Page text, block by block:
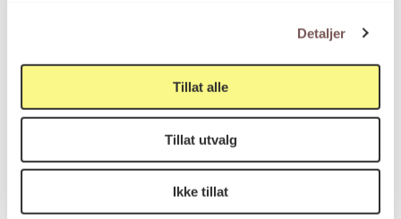
Detaljer
Tillat alle
Tillat utvalg
Ikke tillat
Tyskland) bor og arbeider i Amsterdam. Hun har
The Academy of Fine Arts and
Design (AKI)i Enschede, i Nederland ogThe Art
i Munster, Tyskland. Hun har en
Art and Public Space
Institute, Amsterdam, Nederland. Schlegel har
hatt utstillinger i Tyskland, Nederland, Finland,
Kina, USA og utført flere kunstprosjekter i